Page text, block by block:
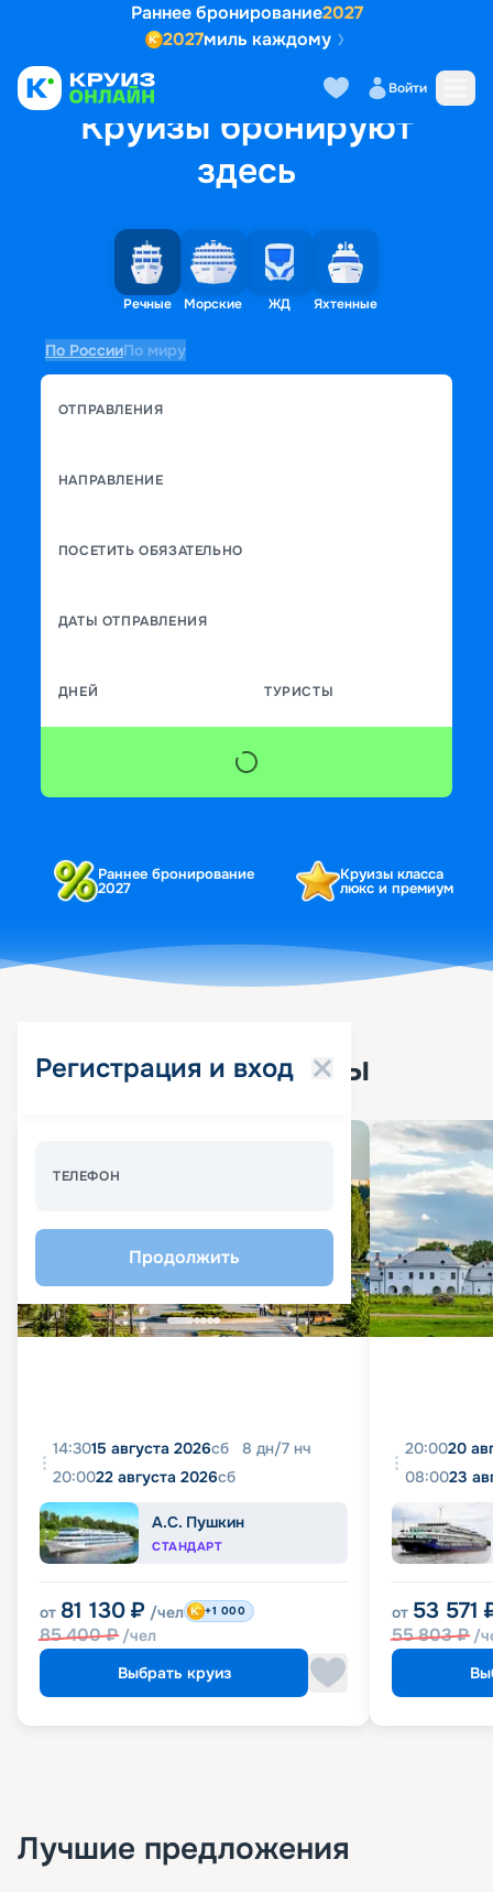
Раннее бронирование2027
2027миль каждому
Войти
Круизы бронируют
здесь
Речные Морские ЖД Яхтенные
По РоссииПо миру
ОТПРАВЛЕНИЯ
НАПРАВЛЕНИЕ
ПОСЕТИТЬ ОБЯЗАТЕЛЬНО
ДАТЫ ОТПРАВЛЕНИЯ
ДНЕЙ ТУРИСТЫ
Раннее бронирование
2027
Круизы класса
люкс и премиум
Регистрация и вход
ТЕЛЕФОН
Продолжить
Популярные круизы
14:3015 августа 2026сб 8 дн/7 нч
20:0022 августа 2026сб
А.С. Пушкин
СТАНДАРТ
от 81 130 ₽ /чел
85 400₽ /чел
+1 000
Выбрать круиз
20:0020
08:0023
от 53 571
55 803₽ /
Лучшие предложения